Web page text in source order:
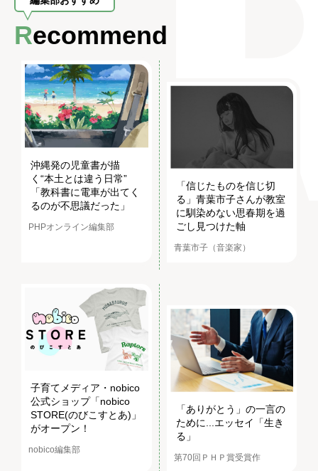
Recommend
沖縄発の児童書が描
く“本土とは違う日常”
「教科書に電車が出てく
るのが不思議だった」
PHPオンライン編集部
「信じたものを信じ切
る」青葉市子さんが教室
に馴染めない思春期を過
ごし見つけた軸
青葉市子（音楽家）
子育てメディア・nobico
公式ショップ「nobico
STORE(のびこすとあ)」
がオープン！
nobico編集部
「ありがとう」の一言の
ために...エッセイ「生き
る」
第70回ＰＨＰ賞受賞作